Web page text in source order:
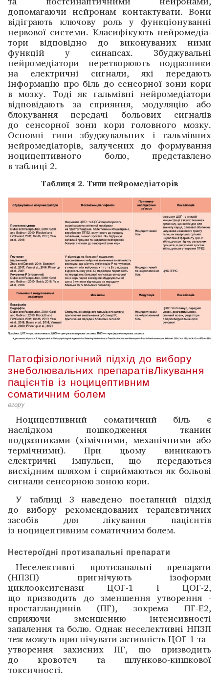
допомагаючи нейронам кон­тактувати. Вони
відіграють ключову роль у функціону­ванні
нервової системи. Класифікують нейромедіа­
тори ­відповідно до виконуваних ними
функцій у ­синапсах. ­Збуджу­вальні
нейромедіа­тори перетворюють ­подразники
на електричні сигнали, які пере­дають
інформацію про біль до сенсорної зони кори
в ­мозку. Тоді як гальмівні нейромедіатори
відповідають за сприяння, модуляцію або
блокування передачі больових сигналів
до сенсорної зони кори головного мозку.
Основні типи збу­джувальних і гальмівних
нейромедіа­торів, залучених до формування
ноцицептивного болю, представлено
в таблиці 2.
Таблиця 2. Типи нейромедіаторів
Патофізіологічний підхід до вибору
знеболювальних препаратівЛікування
пацієнтів із ноцицептивним
соматичним болем
вгору
Ноцицептивний соматичний біль є
наслідком пошко­дження тканин
подразниками (хімічними, механічними або
термічними). При цьому виникають
електричні ­імпульси, що передаються
висхідним шляхом і сприймаються як больові
сигнали сенсорною зоною кори.
У таблиці 3 наведено поетапний підхід
до вибору реко­мендованих терапевтичних
засобів для лікування пацієнтів
із ноцицептивним соматичним болем.
Нестероїдні протизапальні препарати
Неселективні протизапальні препарати
(НПЗП) пригнічують ­ізоформи
циклооксигенази ЦОГ-1 і ЦОГ-2,
що призводить до зменшення утворення ­
простагланди­нів (ПГ), зокрема ПГ-Е2,
сприяючи зменшенню інтенсив­ності
запалення та болю. Однак неселективні НПЗП
­теж ­можуть пригнічувати активність ЦОГ-1 та ­
утворення захисних ПГ, що призводить
до кровотеч та ­шлунково-кишкової
токсичності.